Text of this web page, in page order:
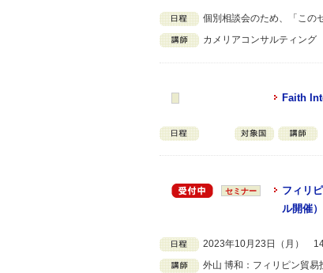
個別相談会のため、「この
カメリアコンサルティン
Faith
セミナー
フィリ
ル開催）
2023年10月23日（月）
外山 博和：フィリピン貿